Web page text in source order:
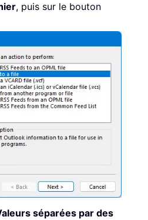
, puis sur le bouton
séparées par des